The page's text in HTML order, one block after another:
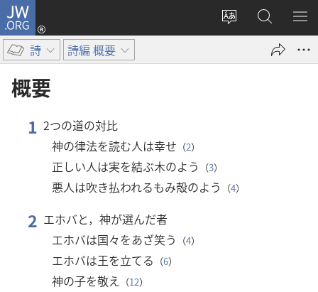
JW.ORG
サ
ト
る
ロ
グ
ン
で
開
JW.ORG
の
検
メ
を
詩 詩編 概要
概要
1 2つの道の対比
神の律法を読む人は幸せ （2）
正しい人は実を結ぶ木のよう （3）
悪人は吹き払われるもみ殻のよう （4）
2 エホバと，神が選んだ者
エホバは国々をあざ笑う
（4）
エホバは王を立てる （6）
神の子を敬え （12）